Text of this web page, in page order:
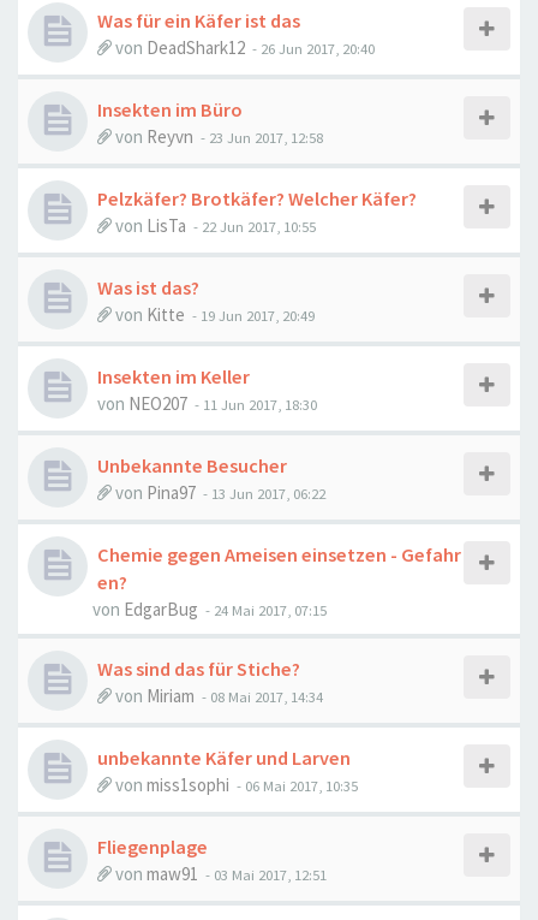
Was für ein Käfer ist das
von DeadShark12 - 26 Jun 2017, 20:40
Insekten im Büro
von Reyvn - 23 Jun 2017, 12:58
Pelzkäfer? Brotkäfer? Welcher Käfer?
von LisTa - 22 Jun 2017, 10:55
Was ist das?
von Kitte - 19 Jun 2017, 20:49
Insekten im Keller
von NEO207 - 11 Jun 2017, 18:30
Unbekannte Besucher
von Pina97 - 13 Jun 2017, 06:22
Chemie gegen Ameisen einsetzen - Gefahr
en?
von EdgarBug - 24 Mai 2017, 07:15
Was sind das für Stiche?
von Miriam - 08 Mai 2017, 14:34
unbekannte Käfer und Larven
von miss1sophi - 06 Mai 2017, 10:35
Fliegenplage
von maw91 - 03 Mai 2017, 12:51